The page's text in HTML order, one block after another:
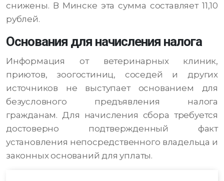
снижены. В Минске эта сумма составляет 11,10
рублей.
Основания для начисления налога
Информация от ветеринарных клиник,
приютов, зоогостиниц, соседей и других
источников не выступает основанием для
безусловного предъявления налога
гражданам. Для начисления сбора требуется
достоверно подтвержденный факт
установления непосредственного владельца и
законных оснований для уплаты.